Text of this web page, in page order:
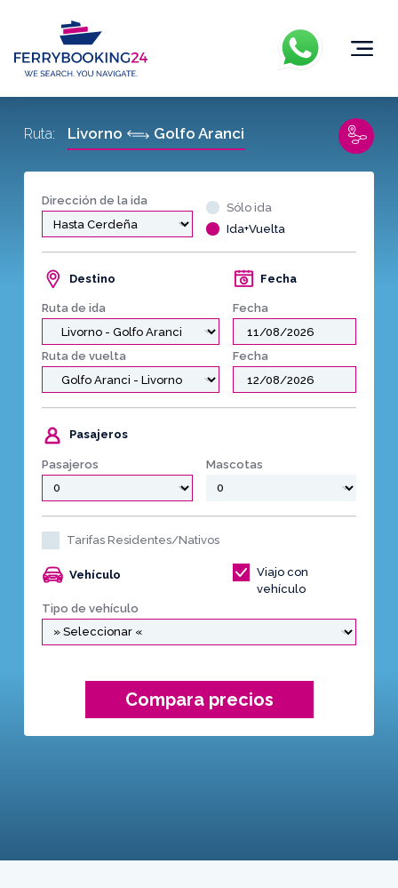
Dirección de la ida
Sólo ida
Ida+Vuelta
Destino
Ruta de ida
Fecha
Fecha
Ruta de vuelta Fecha
Pasajeros
Pasajeros Mascotas
Tarifas Residentes/Nativos
Vehículo
Viajo con
vehículo
Tipo de vehículo
Compara precios
Ruta: Livorno Golfo Aranci